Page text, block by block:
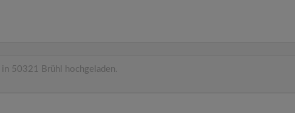
in 50321 Brühl hochgeladen.